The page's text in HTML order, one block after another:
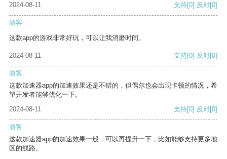
2024-08-11
支持[0] 反对[0]
游客
这款app的游戏非常好玩，可以让我消磨时间。
2024-08-11 支持[0] 反对[0]
游客
这款加速器app的加速效果还是不错的，但偶尔也会出现卡顿的情况，希
望开发者能够优化一下。
2024-08-11
支持[0] 反对[0]
游客
这款加速器app的加速效果一般，可以再提升一下，比如能够支持更多地
区的线路。